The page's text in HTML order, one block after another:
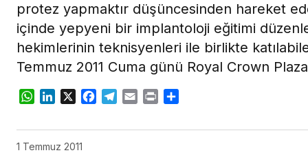
protez yapmaktır düşüncesinden hareket
içinde yepyeni bir implantoloji eğitimi
hekimlerinin teknisyenleri ile birlikte
Temmuz 2011 Cuma günü Royal Crown
WhatsApp
LinkedIn
X Facebook
Telegram
Email Print
1 Temmuz 2011